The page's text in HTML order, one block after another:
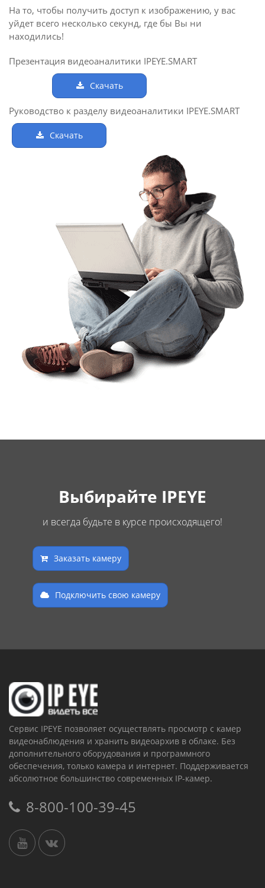
На то, чтобы получить доступ к изображению, у вас
уйдет всего несколько секунд, где бы Вы ни
находились!
Презентация видеоаналитики IPEYE.SMART
Скачать
Руководство к разделу видеоаналитики IPEYE.SMART
Скачать
Выбирайте IPEYE
и всегда будьте в курсе происходящего!
Заказать камеру
Подключить свою камеру
Сервис IPEYE позволяет осуществлять просмотр с камер
видеонаблюдения и хранить видеоархив в облаке. Без
дополнительного оборудования и программного
обеспечения, только камера и интернет. Поддерживается
абсолютное большинство современных IP-камер.
8-800-100-39-45